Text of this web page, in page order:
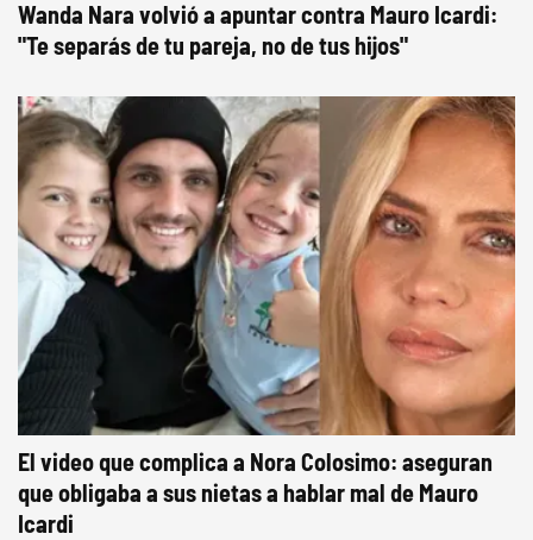
Wanda Nara volvió a apuntar contra Mauro Icardi:
"Te separás de tu pareja, no de tus hijos"
El video que complica a Nora Colosimo: aseguran
que obligaba a sus nietas a hablar mal de Mauro
Icardi